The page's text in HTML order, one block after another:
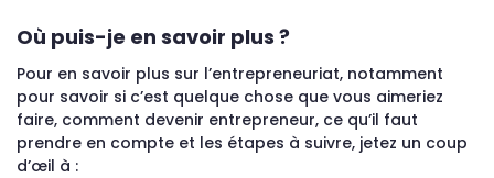
Où puis-je en savoir plus ?
Pour en savoir plus sur l’entrepreneuriat, notamment
pour savoir si c’est quelque chose que vous aimeriez
faire, comment devenir entrepreneur, ce qu’il faut
prendre en compte et les étapes à suivre, jetez un coup
d’œil à :